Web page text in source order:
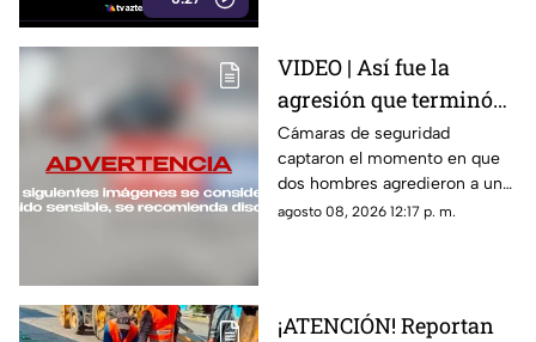
VIDEO | Así fue la
agresión que terminó
en tragedia familiar en
Puebla
Cámaras de seguridad
captaron el momento en que
dos hombres agredieron a un
hombre, quien murió tras el
agosto 08, 2026 12:17 p. m.
¡ATENCIÓN! Reportan